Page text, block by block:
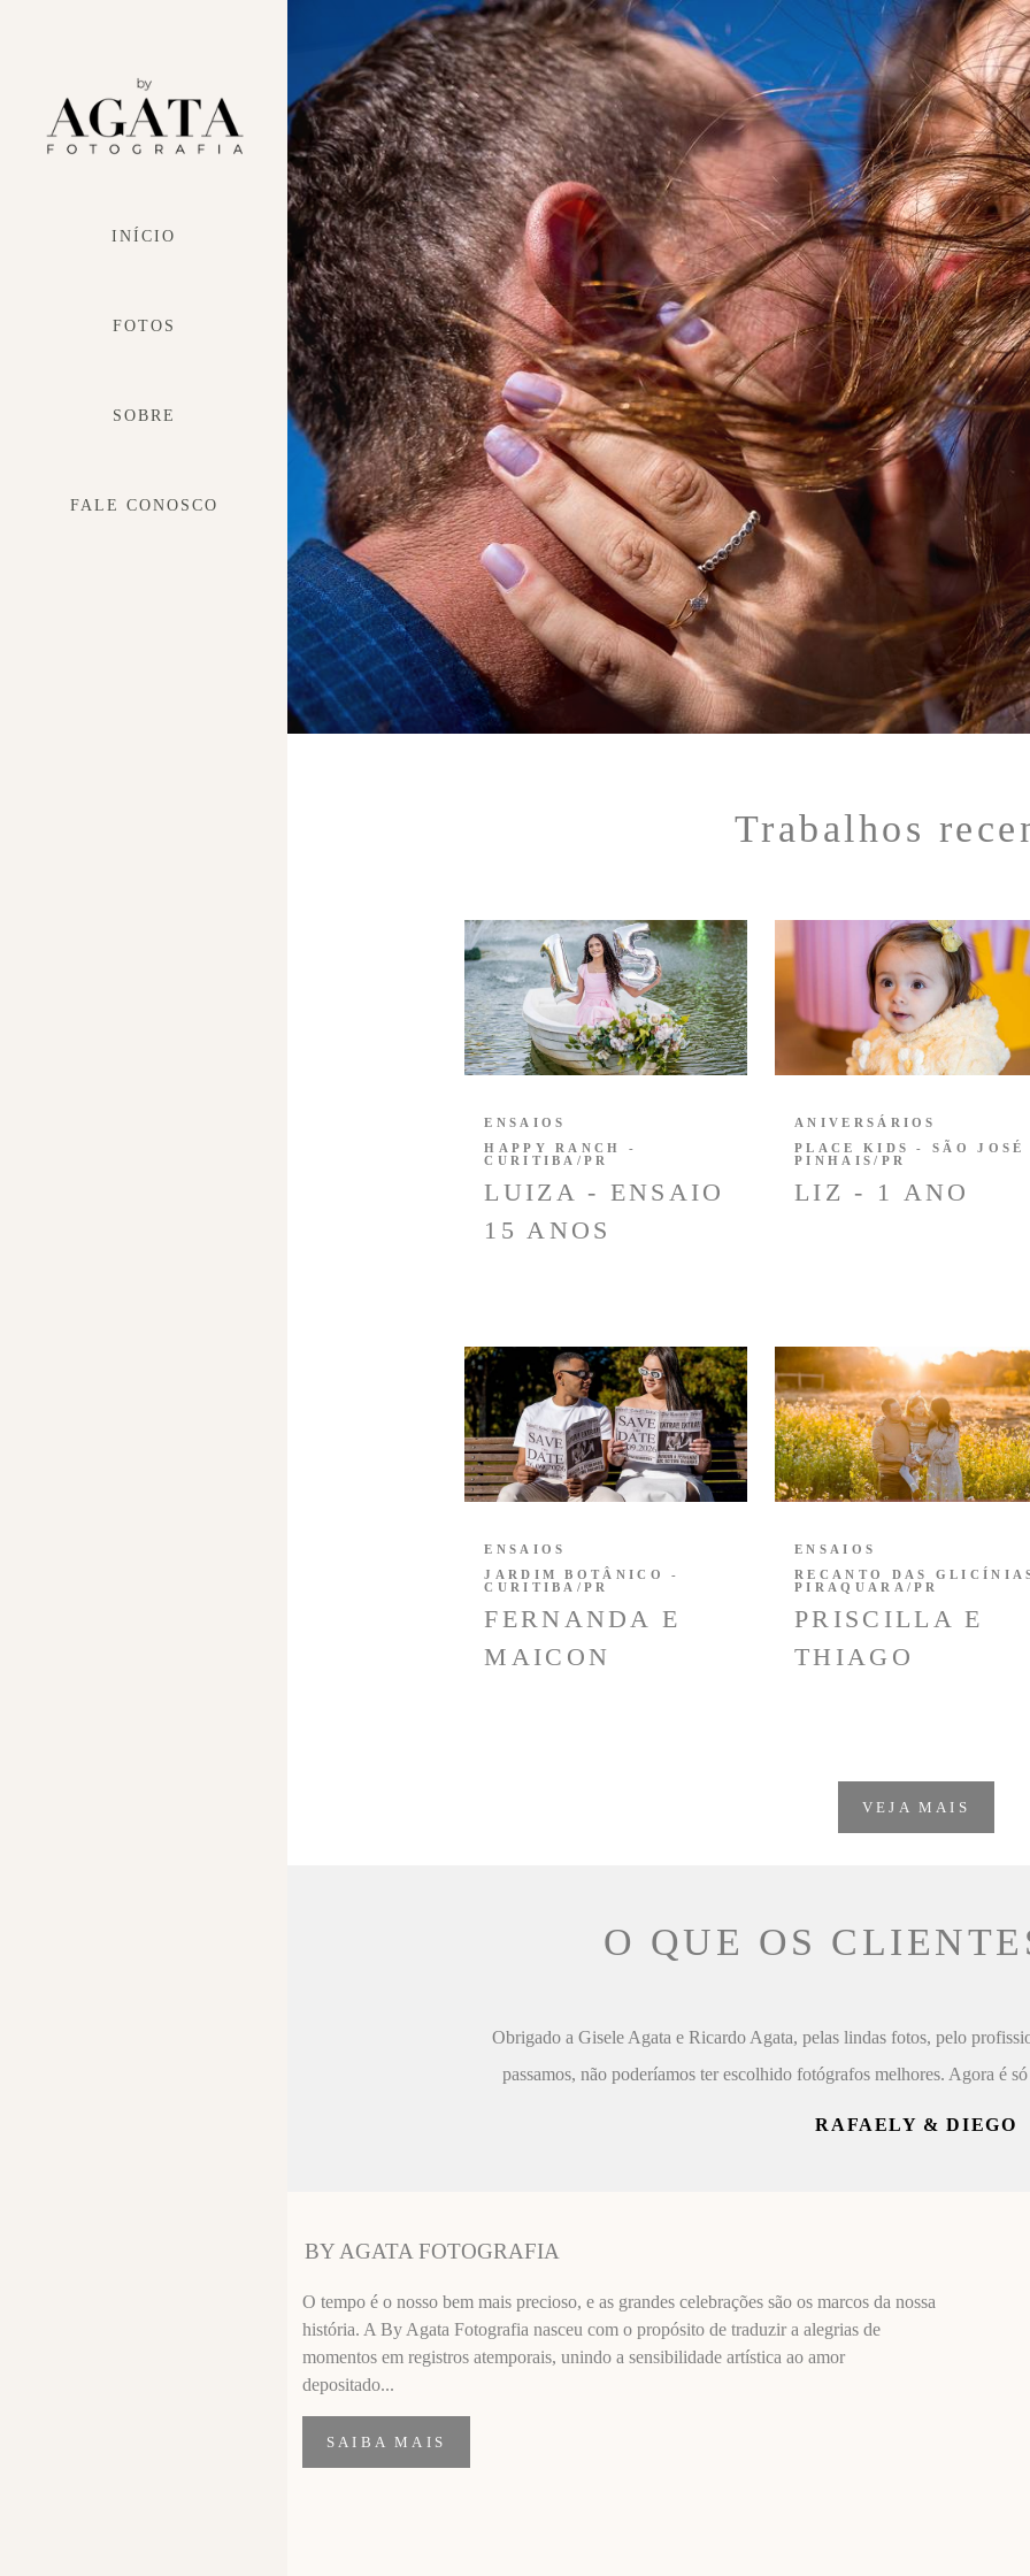
INÍCIO
FOTOS
SOBRE
FALE CONOSCO
Trabalhos
LUIZA - ENSAIO
15 ANOS
ENSAIOS
HAPPY RANCH -
CURITIBA/PR
LIZ - 1 ANO
ANIVERSÁRIOS
PLACE KIDS - SÃO JOSÉ
PINHAIS/PR
FERNANDA E
MAICON
ENSAIOS
JARDIM BOTÂNICO -
CURITIBA/PR
PRISCILLA E
THIAGO
ENSAIOS
RECANTO DAS
PIRAQUARA/PR
VEJA MAIS
O QUE OS
Obrigado a Gisele Agata e Ricardo Agata, pelas lindas fotos, pelo
passamos, não poderíamos ter escolhido fotógrafos melhores. Agora é
RAFAELY & DIEGO
BY AGATA FOTOGRAFIA
O tempo é o nosso bem mais precioso, e as grandes celebrações são os marcos da nossa
história. A By Agata Fotografia nasceu com o propósito de traduzir a alegrias de
momentos em registros atemporais, unindo a sensibilidade artística ao amor
depositado...
SAIBA MAIS